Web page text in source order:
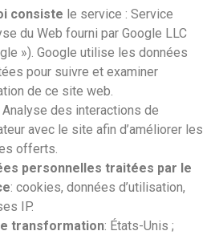
consiste le service : Service
du Web fourni par Google LLC
»). Google utilise les données
pour suivre et examiner
de ce site web.
Analyse des interactions de
avec le site afin d’améliorer les
offerts.
personnelles traitées par le
: cookies, données d’utilisation,
IP.
transformation: États-Unis ;